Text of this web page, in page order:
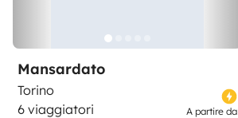
Mansardato
Torino
6 viaggiatori
A partire da